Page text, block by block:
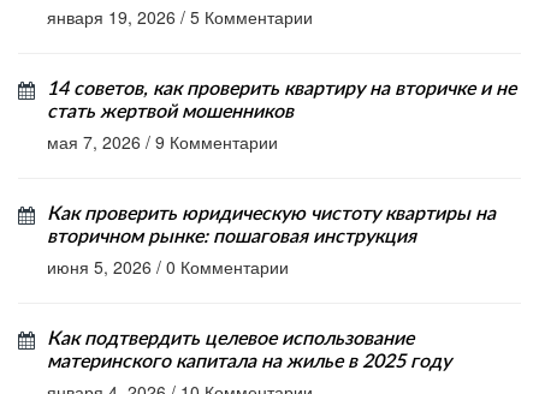
января 19, 2026 / 5 Комментарии
14 советов, как проверить квартиру на вторичке и не
стать жертвой мошенников
мая 7, 2026 / 9 Комментарии
Как проверить юридическую чистоту квартиры на
вторичном рынке: пошаговая инструкция
июня 5, 2026 / 0 Комментарии
Как подтвердить целевое использование
материнского капитала на жилье в 2025 году